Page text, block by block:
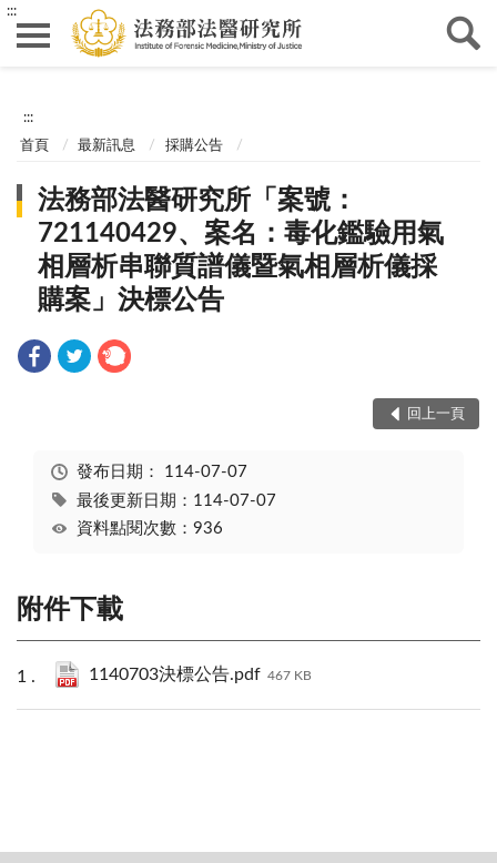
:::
:::
首頁 最新訊息 採購公告
法務部法醫研究所「案號：
721140429、案名：毒化鑑驗用氣
相層析串聯質譜儀暨氣相層析儀採
購案」決標公告
回上一頁
發布日期： 114-07-07
最後更新日期：114-07-07
資料點閱次數：936
附件下載
1140703決標公告.pdf 467 KB